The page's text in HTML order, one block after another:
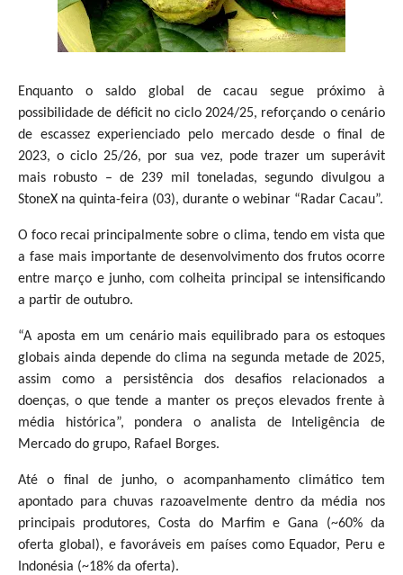
Enquanto o saldo global de cacau segue próximo à
possibilidade de déficit no ciclo 2024/25, reforçando o cenário
de escassez experienciado pelo mercado desde o final de
2023, o ciclo 25/26, por sua vez, pode trazer um superávit
mais robusto – de 239 mil toneladas, segundo divulgou a
StoneX na quinta-feira (03), durante o webinar “Radar Cacau”.
O foco recai principalmente sobre o clima, tendo em vista que
a fase mais importante de desenvolvimento dos frutos ocorre
entre março e junho, com colheita principal se intensificando
a partir de outubro.
“A aposta em um cenário mais equilibrado para os estoques
globais ainda depende do clima na segunda metade de 2025,
assim como a persistência dos desafios relacionados a
doenças, o que tende a manter os preços elevados frente à
média histórica”, pondera o analista de Inteligência de
Mercado do grupo, Rafael Borges.
Até o final de junho, o acompanhamento climático tem
apontado para chuvas razoavelmente dentro da média nos
principais produtores, Costa do Marfim e Gana (~60% da
oferta global), e favoráveis em países como Equador, Peru e
Indonésia (~18% da oferta).